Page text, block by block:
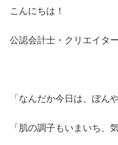
こんにちは！
公認会計士・クリエイタ
「なんだか今日は、ぼん
「肌の調子もいまいち、